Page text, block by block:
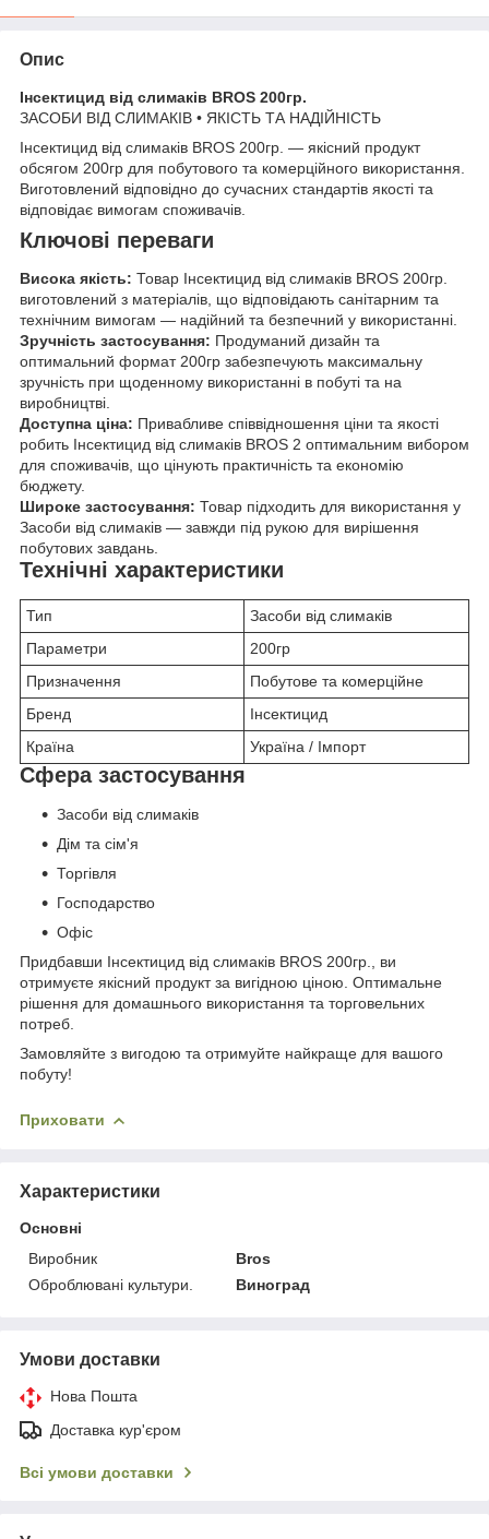
Опис
Інсектицид від слимаків BROS 200гр.
ЗАСОБИ ВІД СЛИМАКІВ • ЯКІСТЬ ТА НАДІЙНІСТЬ
Інсектицид від слимаків BROS 200гр. — якісний продукт
обсягом 200гр для побутового та комерційного використання.
Виготовлений відповідно до сучасних стандартів якості та
відповідає вимогам споживачів.
Ключові переваги
Висока якість: Товар Інсектицид від слимаків BROS 200гр.
виготовлений з матеріалів, що відповідають санітарним та
технічним вимогам — надійний та безпечний у використанні.
Зручність застосування: Продуманий дизайн та
оптимальний формат 200гр забезпечують максимальну
зручність при щоденному використанні в побуті та на
виробництві.
Доступна ціна: Привабливе співвідношення ціни та якості
робить Інсектицид від слимаків BROS 2 оптимальним вибором
для споживачів, що цінують практичність та економію
бюджету.
Широке застосування: Товар підходить для використання у
Засоби від слимаків — завжди під рукою для вирішення
побутових завдань.
Технічні характеристики
Тип
Засоби від слимаків
Параметри
200гр
Призначення
Побутове та комерційне
Бренд
Інсектицид
Країна
Україна / Імпорт
Сфера застосування
Засоби від слимаків
Дім та сім'я
Торгівля
Господарство
Офіс
Придбавши Інсектицид від слимаків BROS 200гр., ви
отримуєте якісний продукт за вигідною ціною. Оптимальне
рішення для домашнього використання та торговельних
потреб.
Замовляйте з вигодою та отримуйте найкраще для вашого
побуту!
Приховати
Характеристики
Основні
Виробник
Bros
Оброблювані культури.
Виноград
Умови доставки
Нова Пошта
Доставка кур'єром
Всі умови доставки